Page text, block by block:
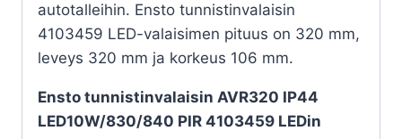
autotalleihin. Ensto tunnistinvalaisin
4103459 LED-valaisimen pituus on 320 mm,
leveys 320 mm ja korkeus 106 mm.
Ensto tunnistinvalaisin AVR320 IP44
LED10W/830/840 PIR 4103459 LEDin